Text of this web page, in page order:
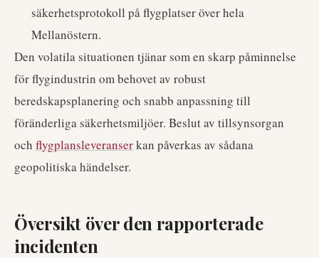
säkerhetsprotokoll på flygplatser över hela
Mellanöstern.
Den volatila situationen tjänar som en skarp påminnelse
för flygindustrin om behovet av robust
beredskapsplanering och snabb anpassning till
föränderliga säkerhetsmiljöer. Beslut av tillsynsorgan
och flygplansleveranserkan påverkas av sådana
geopolitiska händelser.
Översikt över den rapporterade
incidenten